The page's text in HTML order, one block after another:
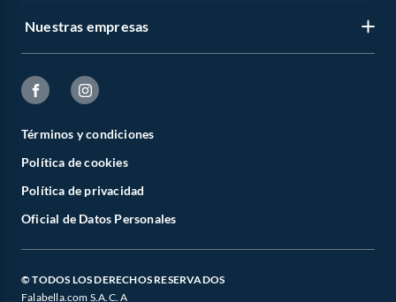
Nuestras empresas
Términos y condiciones
Política de cookies
Política de privacidad
Oficial de Datos Personales
© TODOS LOS DERECHOS RESERVADOS
Falabella.com S.A.C. A